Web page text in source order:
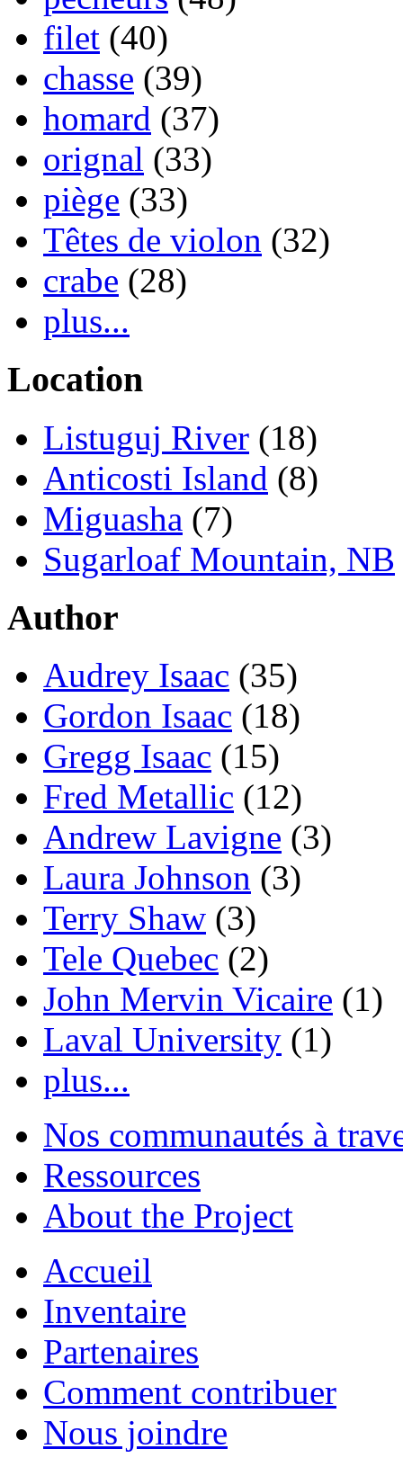
filet (40)
chasse (39)
homard (37)
orignal (33)
piège (33)
Têtes de violon (32)
crabe (28)
plus...
Location
Listuguj River (18)
Anticosti Island (8)
Miguasha (7)
Sugarloaf Mountain, NB
Author
Audrey Isaac (35)
Gordon Isaac (18)
Gregg Isaac (15)
Fred Metallic (12)
Andrew Lavigne (3)
Laura Johnson (3)
Terry Shaw (3)
Tele Quebec (2)
John Mervin Vicaire (1)
Laval University (1)
plus...
Nos communautés à
Ressources
About the Project
Accueil
Inventaire
Partenaires
Comment contribuer
Nous joindre